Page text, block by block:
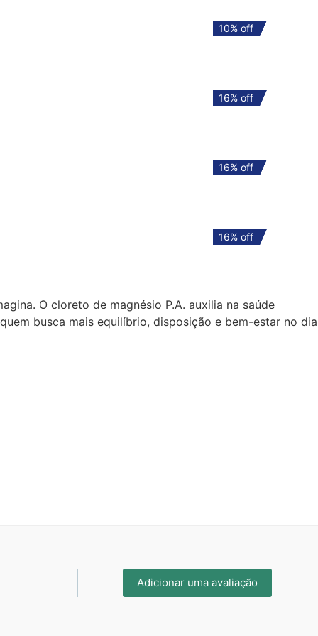
10% off
10% off
16% off
16% off
16% off
16% off
16% off
16% off
O cloreto de magnésio P.A. auxilia na saúde
busca mais equilíbrio, disposição e bem-estar no dia
Adicionar uma avaliação